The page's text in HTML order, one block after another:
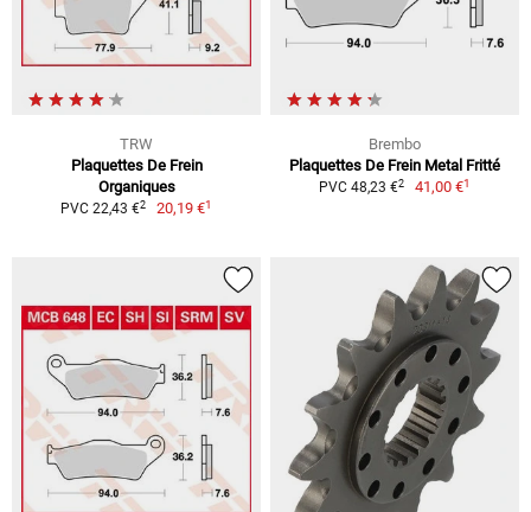
TRW
Plaquettes De Frein
Organiques
PVC 22,43 €2 20,19 €1
Brembo
Plaquettes De Frein Metal Fritté
PVC 48,23 €2 41,00 €1